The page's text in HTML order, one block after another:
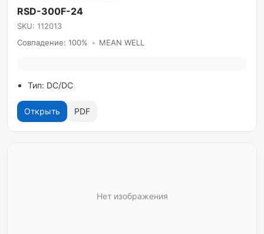
RSD-300F-24
SKU: 112013
Совпадение: 100% • MEAN WELL
Тип: DC/DC
Открыть PDF
Нет изображения